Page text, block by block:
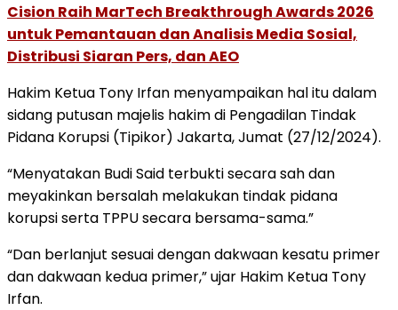
Cision Raih MarTech Breakthrough Awards 2026
untuk Pemantauan dan Analisis Media Sosial,
Distribusi Siaran Pers, dan AEO
Hakim Ketua Tony Irfan menyampaikan hal itu dalam
sidang putusan majelis hakim di Pengadilan Tindak
Pidana Korupsi (Tipikor) Jakarta, Jumat (27/12/2024).
“Menyatakan Budi Said terbukti secara sah dan
meyakinkan bersalah melakukan tindak pidana
korupsi serta TPPU secara bersama-sama.”
“Dan berlanjut sesuai dengan dakwaan kesatu primer
dan dakwaan kedua primer,” ujar Hakim Ketua Tony
Irfan.